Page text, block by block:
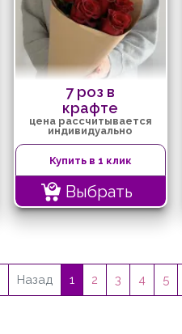
7 роз в
крафте
цена рассчитывается
индивидуально
Купить в 1 клик
Выбрать
Назад 1 2 3 4 5